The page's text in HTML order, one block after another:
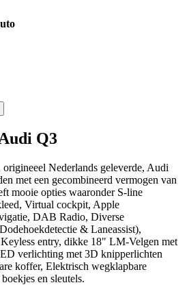
Q3
Nederlands geleverde, Audi
met een gecombineerd vermogen van
mooie opties waaronder S-line
Virtual cockpit, Apple
DAB Radio, Diverse
& Laneassist),
entry, dikke 18" LM-Velgen met
verlichting met 3D knipperlichten
koffer, Elektrisch wegklapbare
en sleutels.